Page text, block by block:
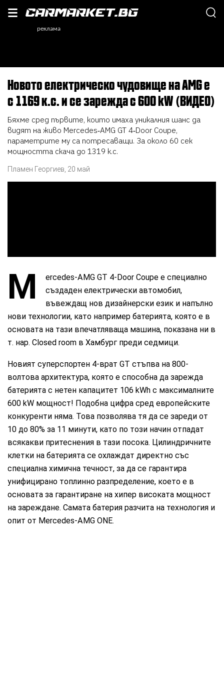
Новото електрическо чудовище на AMG е
с 1169 к.с. и се зарежда с 600 kW (ВИДЕО)
Бяхме сред първите, които имаха уникалния шанс да
видят на живо Mercedes‑AMG GT 4‑Door Coupе,
параметрите му са потресаващи. За около 60 сек
мощността скача до 1319 к.с.
Пламен Георгиев 20 май
M
ercedes‑AMG GT 4‑Door Coupе е специално
създаден електрически автомобил,
въвеждащ нов дизайнерски език и напълно
нови технологии, като например батерията, която е в
основата на тази впечатляваща машина, показана ни в
т. нар. Closed room в Хамбург преди седмици.
Новият суперспортен 4-врат GT стъпва на 800-
волтова архитектура, която е способна да зарежда
батерията с нетен капацитет 106 kWh с максималните
600 kW мощност! Подобна цифра сред европейските
конкуренти няма. Това позволява тя да се зареди от
10 до 80% за 11 минути, като по този начин отпадат
всякакви притеснения в тази посока. Цилиндричните
клетки на батерията се охлаждат директно със
специална химична течност, за да се гарантира
унифицирано топлинно разпределение, което е в
основата за гарантиране на хипер високата мощност
на зареждане. Самата батерия разчита на технология и
опит от Mercedes‑AMG ONE.